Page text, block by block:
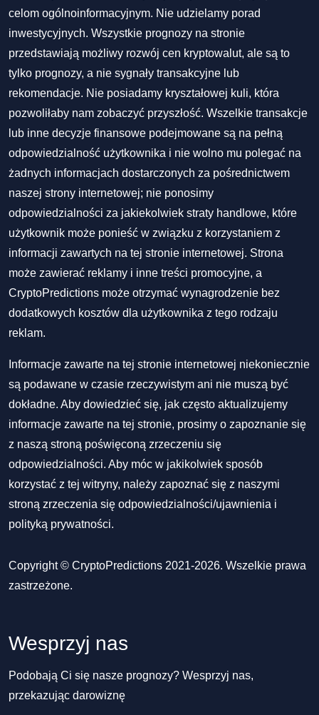
celom ogólnoinformacyjnym. Nie udzielamy porad
inwestycyjnych. Wszystkie prognozy na stronie
przedstawiają możliwy rozwój cen kryptowalut, ale są to
tylko prognozy, a nie sygnały transakcyjne lub
rekomendacje. Nie posiadamy kryształowej kuli, która
pozwoliłaby nam zobaczyć przyszłość. Wszelkie transakcje
lub inne decyzje finansowe podejmowane są na pełną
odpowiedzialność użytkownika i nie wolno mu polegać na
żadnych informacjach dostarczonych za pośrednictwem
naszej strony internetowej; nie ponosimy
odpowiedzialności za jakiekolwiek straty handlowe, które
użytkownik może ponieść w związku z korzystaniem z
informacji zawartych na tej stronie internetowej. Strona
może zawierać reklamy i inne treści promocyjne, a
CryptoPredictions może otrzymać wynagrodzenie bez
dodatkowych kosztów dla użytkownika z tego rodzaju
reklam.
Informacje zawarte na tej stronie internetowej niekoniecznie
są podawane w czasie rzeczywistym ani nie muszą być
dokładne. Aby dowiedzieć się, jak często aktualizujemy
informacje zawarte na tej stronie, prosimy o zapoznanie się
z naszą stroną poświęconą zrzeczeniu się
odpowiedzialności. Aby móc w jakikolwiek sposób
korzystać z tej witryny, należy zapoznać się z naszymi
stroną zrzeczenia się odpowiedzialności/ujawnienia i
polityką prywatności.
Copyright © CryptoPredictions 2021-2026. Wszelkie prawa
zastrzeżone.
Wesprzyj nas
Podobają Ci się nasze prognozy? Wesprzyj nas,
przekazując darowiznę